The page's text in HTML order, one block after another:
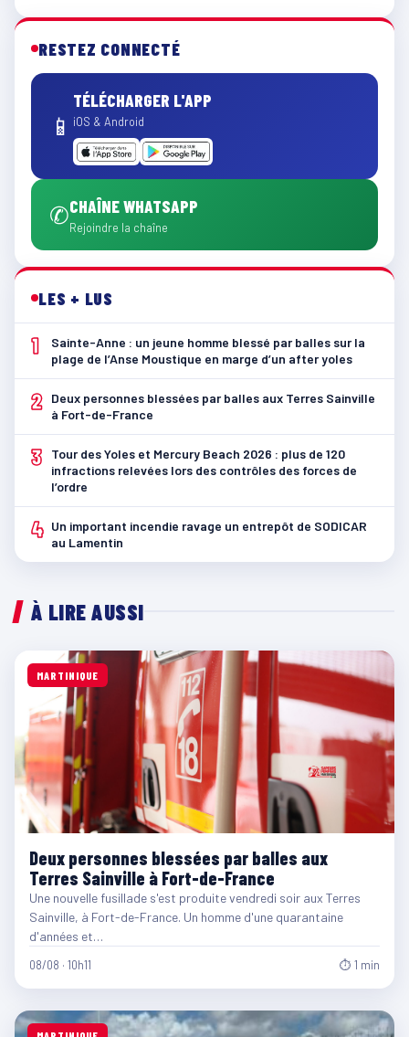
RESTEZ CONNECTÉ
📱
TÉLÉCHARGER L'APP
iOS & Android
✆CHAÎNE WHATSAPP
Rejoindre la chaîne
LES + LUS
1
Sainte-Anne : un jeune homme blessé par balles sur la
plage de l’Anse Moustique en marge d’un after yoles
2
Deux personnes blessées par balles aux Terres Sainville
à Fort-de-France
3
Tour des Yoles et Mercury Beach 2026 : plus de 120
infractions relevées lors des contrôles des forces de
l’ordre
4 Un important incendie ravage un entrepôt de SODICAR
au Lamentin
À LIRE AUSSI
MARTINIQUE
Deux personnes blessées par balles aux
Terres Sainville à Fort-de-France
Une nouvelle fusillade s'est produite vendredi soir aux Terres
Sainville, à Fort-de-France. Un homme d'une quarantaine
d'années et…
08/08 · 10h11 ⏱ 1 min